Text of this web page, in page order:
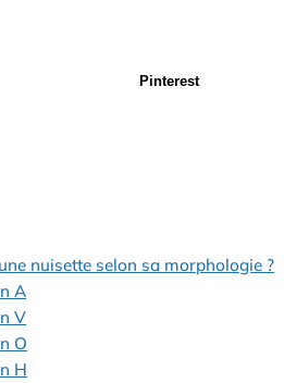
Pinterest
nuisette selon sa morphologie ?
A
V
O
H